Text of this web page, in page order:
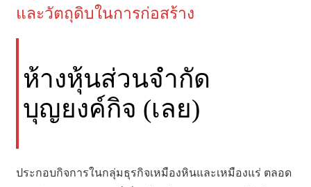
และวัตถุดิบในการก่อสร้าง
ห้างหุ้นส่วนจำกัด
บุญยงค์กิจ (เลย)
ประกอบกิจการในกลุ่มธุรกิจเหมืองหินและเหมืองแร่ ตลอด